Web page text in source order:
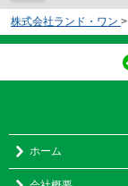
株式会社ランド・ワン >
ホーム